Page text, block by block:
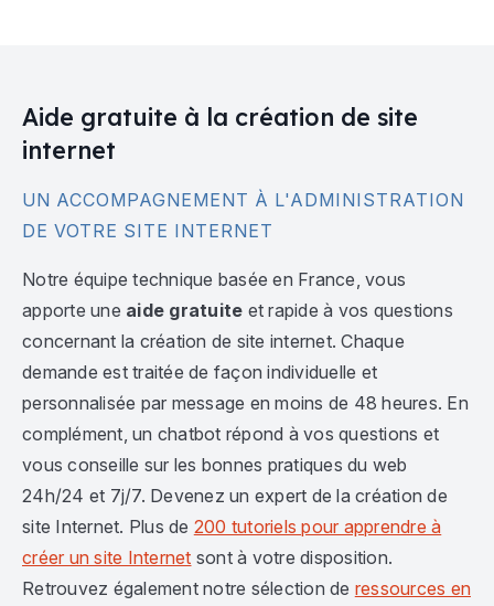
Aide gratuite à la création de site
internet
UN ACCOMPAGNEMENT À L'ADMINISTRATION
DE VOTRE SITE INTERNET
Notre équipe technique basée en France, vous
apporte une aide gratuite et rapide à vos questions
concernant la création de site internet. Chaque
demande est traitée de façon individuelle et
personnalisée par message en moins de 48 heures. En
complément, un chatbot répond à vos questions et
vous conseille sur les bonnes pratiques du web
24h/24 et 7j/7. Devenez un expert de la création de
site Internet. Plus de 200 tutoriels pour apprendre à
créer un site Internet sont à votre disposition.
Retrouvez également notre sélection de ressources en